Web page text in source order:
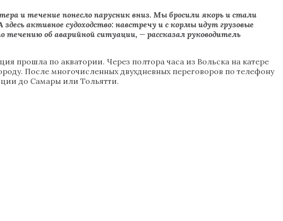
и течение понесло парусник вниз. Мы бросили якорь и стали
активное судоходство: навстречу и с кормы идут грузовые
течению об аварийной ситуации, — рассказал руководитель
прошла по акватории. Через полтора часа из Вольска на катере
После многочисленных двухдневных переговоров по телефону
до Самары или Тольятти.